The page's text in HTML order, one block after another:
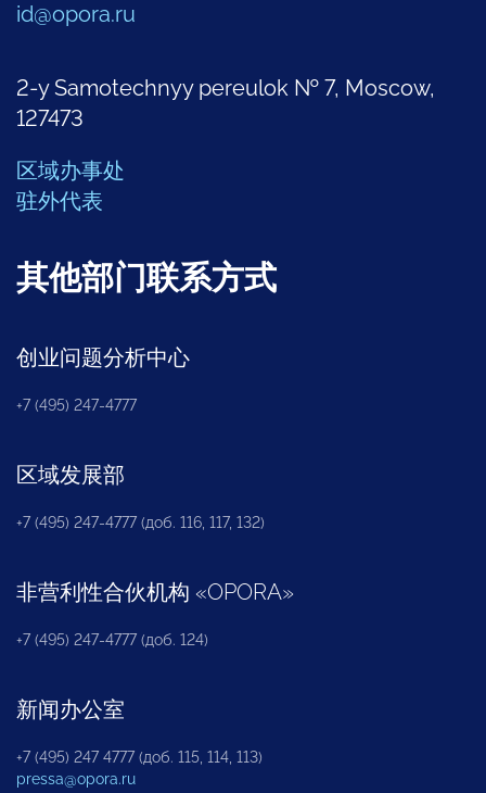
id@opora.ru
2-y Samotechnyy pereulok № 7, Moscow,
127473
区域办事处
驻外代表
其他部门联系方式
创业问题分析中心
+7 (495) 247-4777
区域发展部
+7 (495) 247-4777 (доб. 116, 117, 132)
非营利性合伙机构 «OPORA»
+7 (495) 247-4777 (доб. 124)
新闻办公室
+7 (495) 247 4777 (доб. 115, 114, 113)
pressa@opora.ru